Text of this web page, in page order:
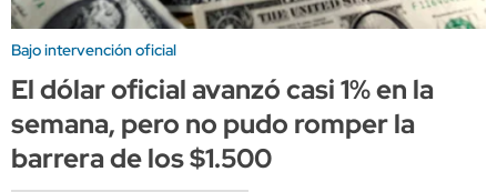
Bajo intervención oficial
El dólar oficial avanzó casi 1% en la
semana, pero no pudo romper la
barrera de los $1.500